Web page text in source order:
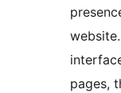
pages,